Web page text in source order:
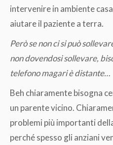
intervenire in ambiente
aiutare il paziente a terra.
Però se non ci si può
non dovendosi sollevare,
telefono magari è distante…
Beh chiaramente bisogna
un parente vicino.
problemi più importanti
perché spesso gli anziani